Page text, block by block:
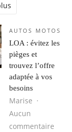
une entreprise de
AUTOS MOTOS
LOA : évitez les
pièges et
trouvez l’offre
adaptée à vos
besoins
Marise
Aucun
commentaire